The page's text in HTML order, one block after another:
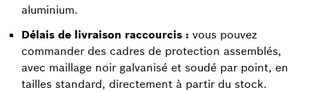
aluminium.
Délais de livraison raccourcis : vous pouvez
commander des cadres de protection assemblés,
avec maillage noir galvanisé et soudé par point, en
tailles standard, directement à partir du stock.